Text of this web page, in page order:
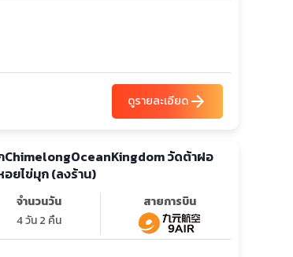
ดูรายละเอียดarrow_forward
ChimelongOceanKingdom วัดต้าฝอ
อยไข่มุก (ลงร้าน)
จำนวนวัน
4 วัน 2 คืน
สายการบิน